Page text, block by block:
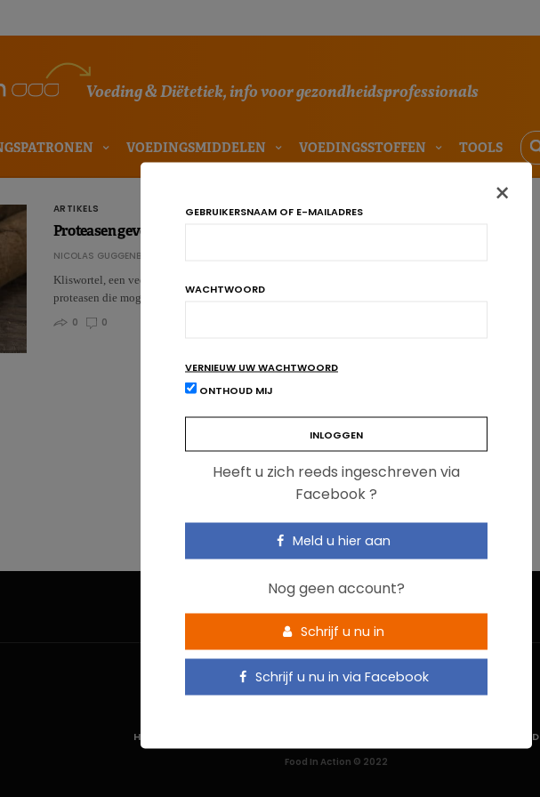
Voeding & Diëtetiek, info voor gezondheidsprofessionals
VOEDINGSMIDDELEN VOEDINGSSTOFFEN TOOLS
ARTIKELS
Proteasen geven gefermenteerde groente prebiotisch effect
NICOLAS GUGGENBÜHL
Kliswortel, een veel voorkomend ingrediënt in de Japanse keuken, vormt bij fermentatie
proteasen die mogelijk een gunstig effect hebben op de microbiota. Da…
0
0
×
GEBRUIKERSNAAM OF E-MAILADRES
WACHTWOORD
VERNIEUW UW WACHTWOORD
ONTHOUD MIJ
Heeft u zich reeds ingeschreven via
Facebook ?
Meld u hier aan
Nog geen account?
Schrijf u nu in
Schrijf u nu in via Facebook
HOME PRIVACYBELEID
Food In Action © 2022